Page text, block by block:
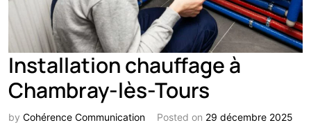
Installation chauffage à
Chambray-lès-Tours
by Cohérence Communication Posted on 29 décembre 2025